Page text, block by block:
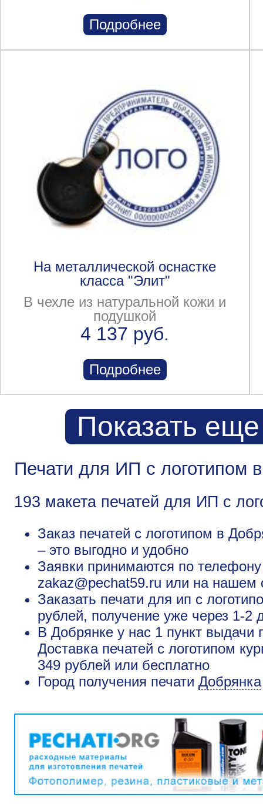
Подробнее
На металлической оснастке
класса "Элит"
В чехле из натуральной кожи и
подушкой
4 137 руб.
Подробнее
Показать
Печати для ИП с логотипом
193 макета печатей для ИП с
Заказ печатей с логотипом в
– это выгодно и удобно
Заявки принимаются по
zakaz@pechat59.ru или на нашем
Заказать печати для ип с
рублей, получение уже через 1-2
В Добрянке у нас 1 пункт выдачи
Доставка печатей с логотипом
349 рублей или бесплатно
Город получения печати Добрянка